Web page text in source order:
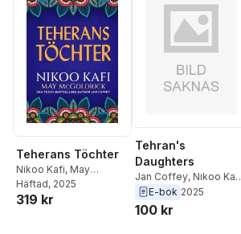
Teherans Töchter
Nikoo Kafi, May
McGoldrick,Jan Coffey
Häftad, 2025
319 kr
Tehran's
Daughters
Jan Coffey, Nikoo Kafi
May McGoldrick
E-bok 2025
100 kr